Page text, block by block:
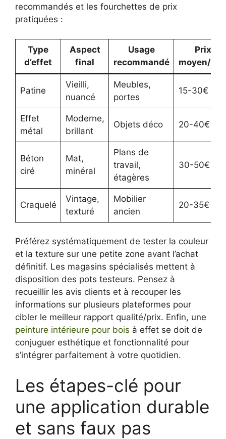
recommandés et les fourchettes de prix
pratiquées :
Type
d’effet
Aspect
final
Usage
recommandé
Prix
moyen/
Patine
Vieilli,
nuancé
Meubles,
portes
15-30€
Effet
métal
Moderne,
brillant
Objets déco 20-40€
Béton
ciré
Mat,
minéral
Plans de
travail,
étagères
30-50€
Craquelé
Vintage,
texturé
Mobilier
ancien
20-35€
Préférez systématiquement de tester la couleur
et la texture sur une petite zone avant l’achat
définitif. Les magasins spécialisés mettent à
disposition des pots testeurs. Pensez à
recueillir les avis clients et à recouper les
informations sur plusieurs plateformes pour
cibler le meilleur rapport qualité/prix. Enfin, une
peinture intérieure pour bois à effet se doit de
conjuguer esthétique et fonctionnalité pour
s’intégrer parfaitement à votre quotidien.
Les étapes-clé pour
une application durable
et sans faux pas